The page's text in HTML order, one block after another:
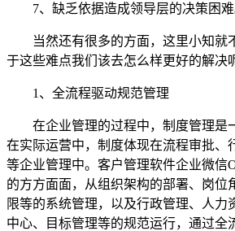
7、缺乏依据造成领导层的决策困难
当然还有很多的方面，这里小知就
于这些难点我们该去怎么样更好的解决
1、全流程驱动规范管理
在企业管理的过程中，制度管理是一
在实际运营中，制度体现在流程审批、
等企业管理中。客户管理软件企业微信
的方方面面，从组织架构的部署、岗位
限等的系统管理，以及行政管理、人力
中心、目标管理等的规范运行，通过全